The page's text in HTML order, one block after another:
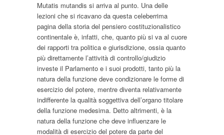
Mutatis mutandis si arriva al punto. Una delle
lezioni che si ricavano da questa celeberrima
pagina della storia del pensiero costituzionalistico
continentale è, infatti, che, quanto più si va al cuore
dei rapporti tra politica e giurisdizione, ossia quanto
più direttamente l’attività di controllo/giudizio
investe il Parlamento e i suoi prodotti, tanto più la
natura della funzione deve condizionare le forme di
esercizio del potere, mentre diventa relativamente
indifferente la qualità soggettiva dell’organo titolare
della funzione medesima. Detto altrimenti, è la
natura della funzione che deve influenzare le
modalità di esercizio del potere da parte del